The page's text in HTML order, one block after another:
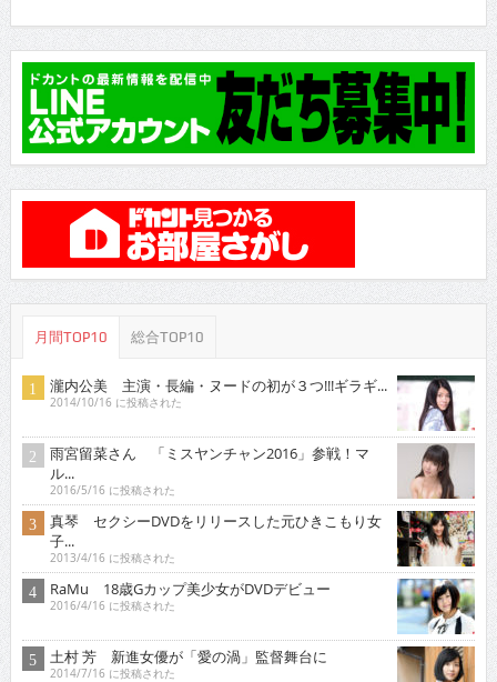
月間TOP10 総合TOP10
瀧内公美 主演・長編・ヌードの初が３つ!!!ギラギ...
2014/10/16 に投稿された
雨宮留菜さん 「ミスヤンチャン2016」参戦！マ
ル...
2016/5/16 に投稿された
真琴 セクシーDVDをリリースした元ひきこもり女
子...
2013/4/16 に投稿された
RaMu 18歳Gカップ美少女がDVDデビュー
2016/4/16 に投稿された
土村 芳 新進女優が「愛の渦」監督舞台に
2014/7/16 に投稿された